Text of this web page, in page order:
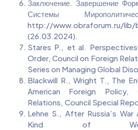
Заключение. Завершение
Системы
http://www.obraforum.ru/lib/
(26.03.2024).
Stares P., et al.
Order, Council on Foreign
Series on Managing Global
Blackwill R., Wright T., The
American Foreign Policy,
Relations, Council Special
Lehne S., After Russia’s War
Kind of